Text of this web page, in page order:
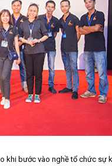
khi bước vào nghề tổ chức sự